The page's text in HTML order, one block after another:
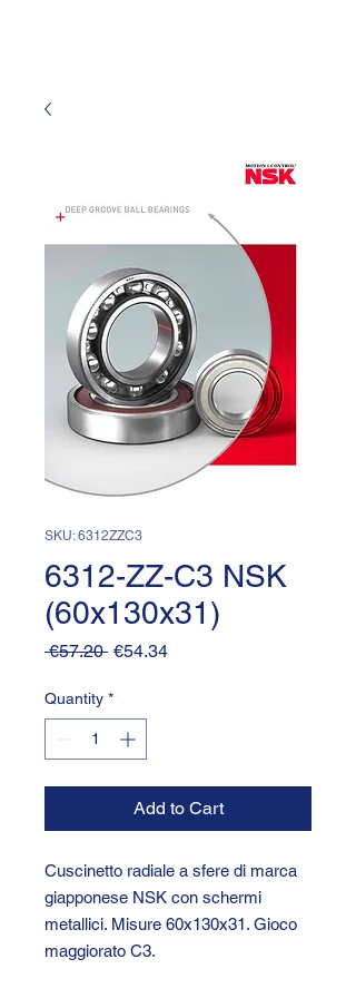
SKU: 6312ZZC3
6312-ZZ-C3 NSK
(60x130x31)
€57.20 Regular
€54.34Sale
Quantity *
Add to Cart
Cuscinetto radiale a sfere di marca
giapponese NSK con schermi
metallici. Misure 60x130x31. Gioco
maggiorato C3.